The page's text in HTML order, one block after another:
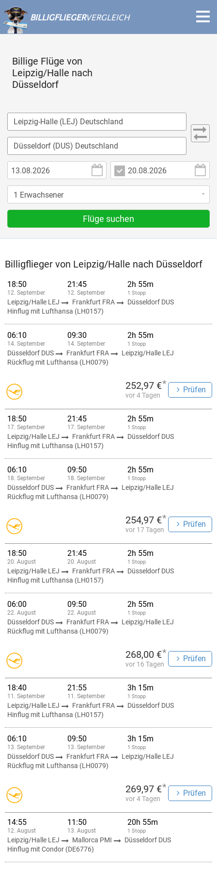
BILLIGFLIEGERVERGLEICH
Billige Flüge von
Leipzig/Halle nach
Düsseldorf
Flüge suchen
Billigflieger von Leipzig/Halle nach Düsseldorf
18:50
12. September
21:45
12. September
2h 55m
1 Stopp
Leipzig/Halle LEJ Frankfurt FRA
Düsseldorf DUS
Hinflug mit Lufthansa (LH0157)
06:10
14. September
09:30
14. September
2h 55m
1 Stopp
Düsseldorf DUS Frankfurt FRA
Leipzig/Halle LEJ
Rückflug mit Lufthansa (LH0079)
252,97 €*
vor 4 Tagen
Prüfen
18:50
17. September
21:45
17. September
2h 55m
1 Stopp
Leipzig/Halle LEJ Frankfurt FRA
Düsseldorf DUS
Hinflug mit Lufthansa (LH0157)
06:10
18. September
09:50
18. September
2h 55m
1 Stopp
Düsseldorf DUS Frankfurt FRA
Leipzig/Halle LEJ
Rückflug mit Lufthansa (LH0079)
254,97 €*
vor 17 Tagen
Prüfen
18:50
20. August
21:45
20. August
2h 55m
1 Stopp
Leipzig/Halle LEJ Frankfurt FRA
Düsseldorf DUS
Hinflug mit Lufthansa (LH0157)
06:00
22. August
09:50
22. August
2h 55m
1 Stopp
Düsseldorf DUS Frankfurt FRA
Leipzig/Halle LEJ
Rückflug mit Lufthansa (LH0079)
268,00 €*
vor 16 Tagen
Prüfen
18:40
11. September
21:55
11. September
3h 15m
1 Stopp
Leipzig/Halle LEJ Frankfurt FRA
Düsseldorf DUS
Hinflug mit Lufthansa (LH0157)
06:10
13. September
09:50
13. September
3h 15m
1 Stopp
Düsseldorf DUS Frankfurt FRA
Leipzig/Halle LEJ
Rückflug mit Lufthansa (LH0079)
269,97 €*
vor 4 Tagen
Prüfen
14:55
12. August
11:50
13. August
20h 55m
1 Stopp
Leipzig/Halle LEJ Mallorca PMI
Düsseldorf DUS
Hinflug mit Condor (DE6776)